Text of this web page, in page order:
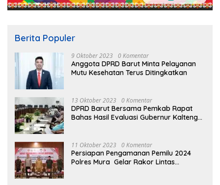
Berita Populer
9 Oktober 2023 0 Komentar
Anggota DPRD Barut Minta Pelayanan
Mutu Kesehatan Terus Ditingkatkan
13 Oktober 2023 0 Komentar
DPRD Barut Bersama Pemkab Rapat
Bahas Hasil Evaluasi Gubernur Kalteng
11 Oktober 2023 0 Komentar
Persiapan Pengamanan Pemilu 2024
Polres Mura Gelar Rakor Lintas